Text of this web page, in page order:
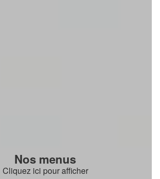
Nos menus
Cliquez ici pour afficher